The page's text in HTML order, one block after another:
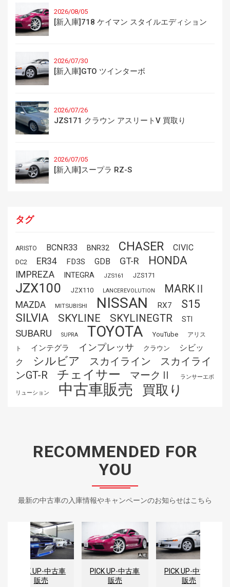
2026/08/05
[新入庫]718 ケイマン スタイルエディション
2026/07/30
[新入庫]GTO ツインターボ
2026/07/26
JZS171 クラウン アスリートV 買取り
2026/07/05
[新入庫]スープラ RZ-S
タグ
ARISTO BCNR33 BNR32 CHASER CIVIC
DC2 ER34 FD3S GDB GT-R HONDA
IMPREZA INTEGRA JZS161 JZS171
JZX100 JZX110 LANCEREVOLUTION MARKⅡ
MAZDA MITSUBISHI NISSAN RX7 S15
SILVIA SKYLINE SKYLINEGTR STI
SUBARU SUPRA TOYOTA YouTube
アリス
ト
インテグラ インプレッサ クラウン
シビッ
ク
シルビア スカイライン
スカイライ
ンGT-R
チェイサー マークⅡ ランサーエボ
リューション 中古車販売 買取り
RECOMMENDED FOR
YOU
最新の中古車の入庫情報やキャンペーンのお知らせはこちら
PICK UP-中古車
販売
PICK UP-中古車
販売
PICK UP-中古車
販売